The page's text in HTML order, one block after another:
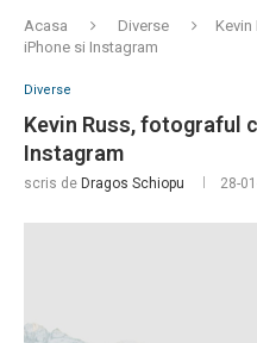
Acasa Diverse
iPhone si Instagram
Diverse
Kevin Russ, fotograful
Instagram
scris de Dragos Schiopu 28-